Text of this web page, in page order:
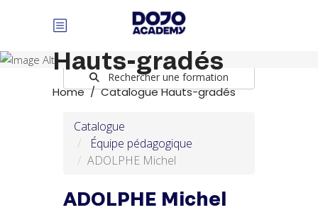
Catalogue
Hauts-gradés
Home/Catalogue Hauts-gradés
Rechercher une formation
Catalogue
Équipe pédagogique
ADOLPHE Michel
ADOLPHE Michel
Panneau de gestion des cookies